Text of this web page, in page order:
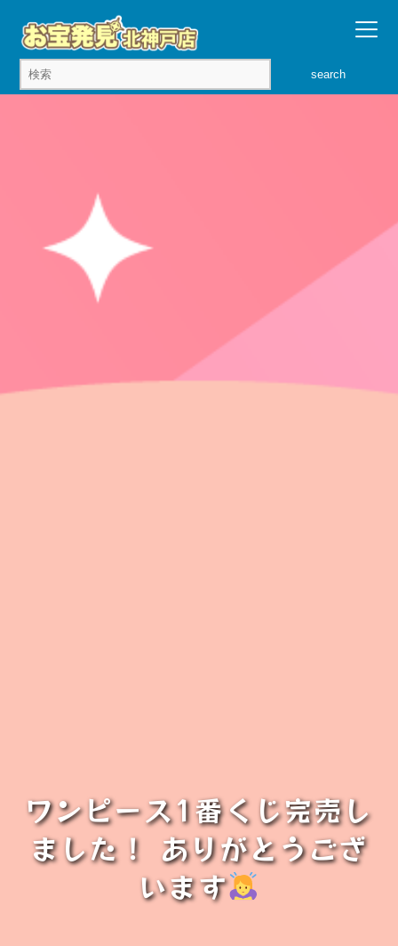
search
ワンピース1番くじ完売し
ました！ ありがとうござ
います